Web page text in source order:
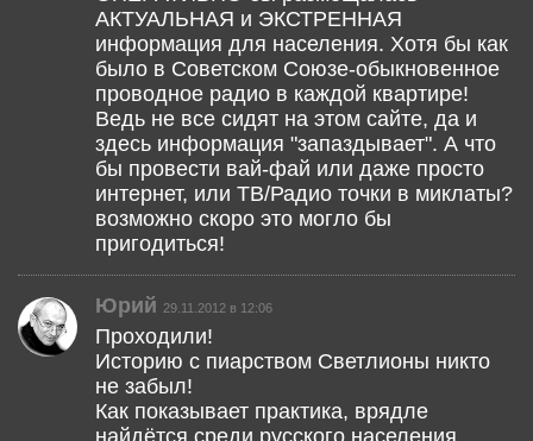
АКТУАЛЬНАЯ и ЭКСТРЕННАЯ
информация для населения. Хотя бы как
было в Советском Союзе-обыкновенное
проводное радио в каждой квартире!
Ведь не все сидят на этом сайте, да и
здесь информация "запаздывает". А что
бы провести вай-фай или даже просто
интернет, или ТВ/Радио точки в миклаты?
возможно скоро это могло бы
пригодиться!
Юрий 29.11.2012 в 12:06
Проходили!
Историю с пиарством Светлионы никто
не забыл!
Как показывает практика, врядле
найдётся среди русского населения